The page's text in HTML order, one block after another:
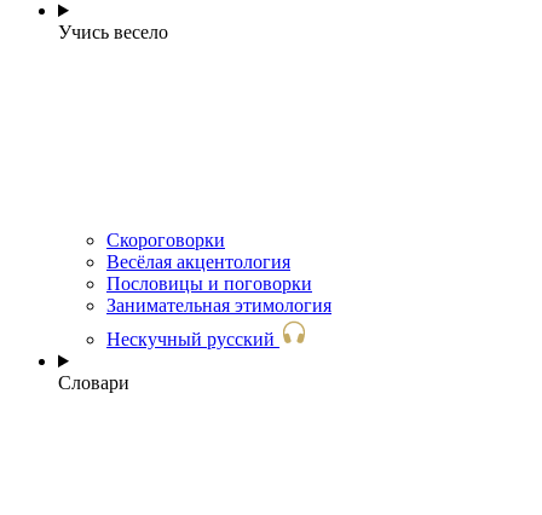
Учись весело
Скороговорки
Весёлая акцентология
Пословицы и поговорки
Занимательная этимология
Нескучный русский
Словари